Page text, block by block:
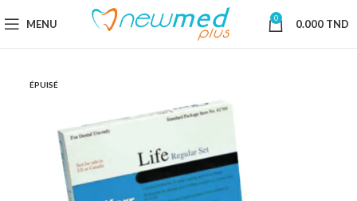
MENU 0 0.000 TND
ÉPUISÉ